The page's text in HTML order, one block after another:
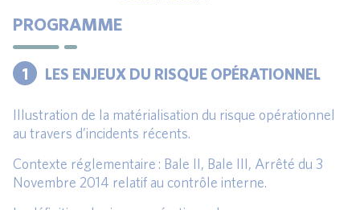
PROGRAMME
1 LES ENJEUX DU RISQUE OPÉRATIONNEL
Illustration de la matérialisation du risque opérationnel
au travers d’incidents récents.
Contexte réglementaire : Bale II, Bale III, Arrêté du 3
Novembre 2014 relatif au contrôle interne.